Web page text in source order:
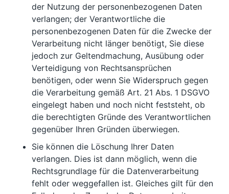
der Nutzung der personenbezogenen Daten
verlangen; der Verantwortliche die
personenbezogenen Daten für die Zwecke der
Verarbeitung nicht länger benötigt, Sie diese
jedoch zur Geltendmachung, Ausübung oder
Verteidigung von Rechtsansprüchen
benötigen, oder wenn Sie Widerspruch gegen
die Verarbeitung gemäß Art. 21 Abs. 1 DSGVO
eingelegt haben und noch nicht feststeht, ob
die berechtigten Gründe des Verantwortlichen
gegenüber Ihren Gründen überwiegen.
Sie können die Löschung Ihrer Daten
verlangen. Dies ist dann möglich, wenn die
Rechtsgrundlage für die Datenverarbeitung
fehlt oder weggefallen ist. Gleiches gilt für den